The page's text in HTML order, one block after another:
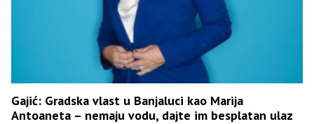
Gajić: Gradska vlast u Banjaluci kao Marija
Antoaneta – nemaju vodu, dajte im besplatan ulaz